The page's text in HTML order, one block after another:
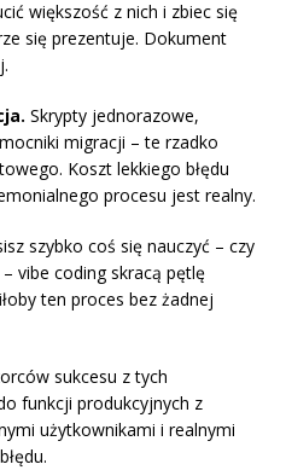
większość z nich i zbiec się
się prezentuje. Dokument
Skrypty jednorazowe,
migracji – te rzadko
Koszt lekkiego błędu
procesu jest realny.
szybko coś się nauczyć – czy
vibe coding skracą pętlę
ten proces bez żadnej
sukcesu z tych
funkcji produkcyjnych z
użytkownikami i realnymi